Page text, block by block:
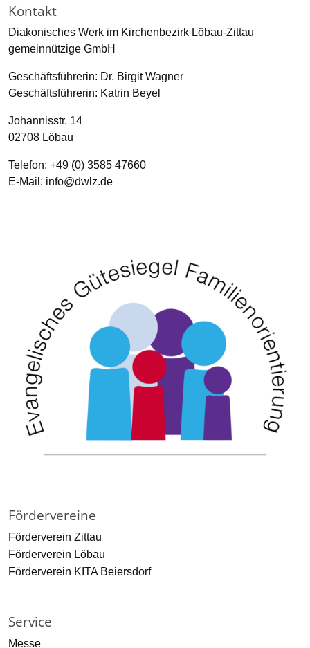
Service
Messe
Fördervereine
Förderverein Zittau
Förderverein Löbau
Förderverein KITA Beiersdorf
Kontakt
Diakonisches Werk im Kirchenbezirk Löbau-Zittau
gemeinnützige GmbH
Geschäftsführerin: Dr. Birgit Wagner
Geschäftsführerin: Katrin Beyel
Johannisstr. 14
02708 Löbau
Telefon: +49 (0) 3585 47660
E-Mail: info­@­dwlz­.­de